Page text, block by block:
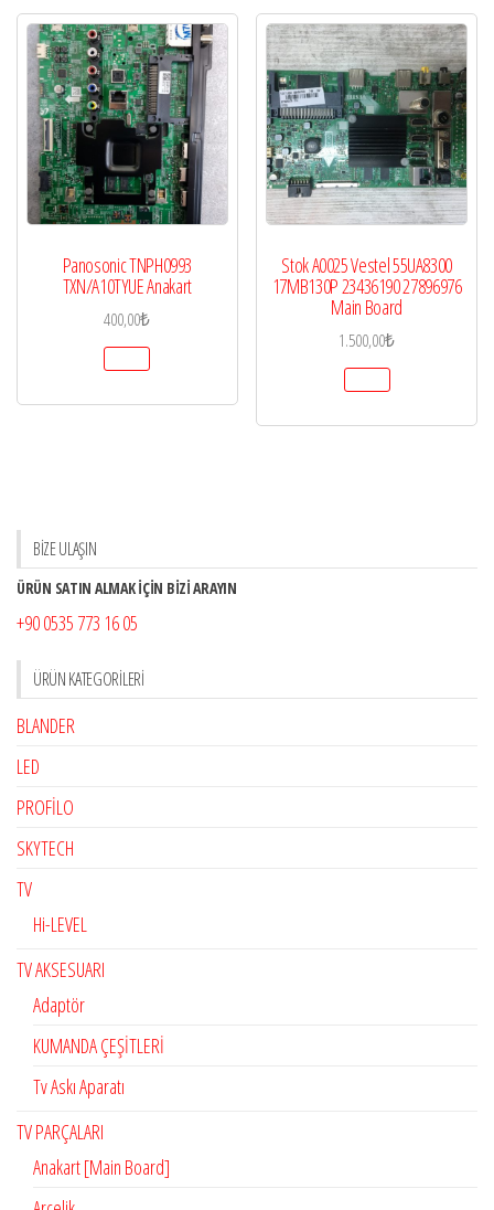
Panosonic TNPH0993
TXN/A10TYUE Anakart
400,00₺
Stok A0025 Vestel 55UA8300
17MB130P 23436190 27896976
Main Board
1.500,00₺
BİZE ULAŞIN
ÜRÜN SATIN ALMAK İÇİN BİZİ ARAYIN
+90 0535 773 16 05
ÜRÜN KATEGORILERI
BLANDER
LED
PROFİLO
SKYTECH
TV
Hi-LEVEL
TV AKSESUARI
Adaptör
KUMANDA ÇEŞİTLERİ
Tv Askı Aparatı
TV PARÇALARI
Anakart [Main Board]